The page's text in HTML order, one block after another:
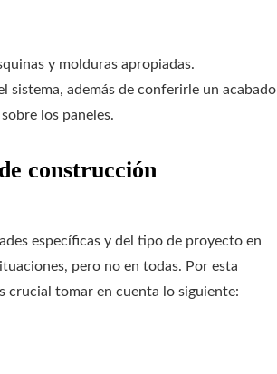
y molduras apropiadas.
sistema, además de conferirle un acabado
los paneles.
construcción
específicas y del tipo de proyecto en
pero no en todas. Por esta
crucial tomar en cuenta lo siguiente: